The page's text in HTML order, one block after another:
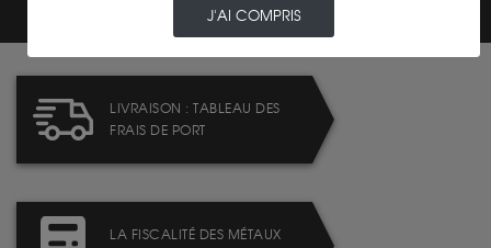
LIVRAISON : TABLEAU DES
FRAIS DE PORT
LA FISCALITÉ DES MÉTAUX
J'AI COMPRIS